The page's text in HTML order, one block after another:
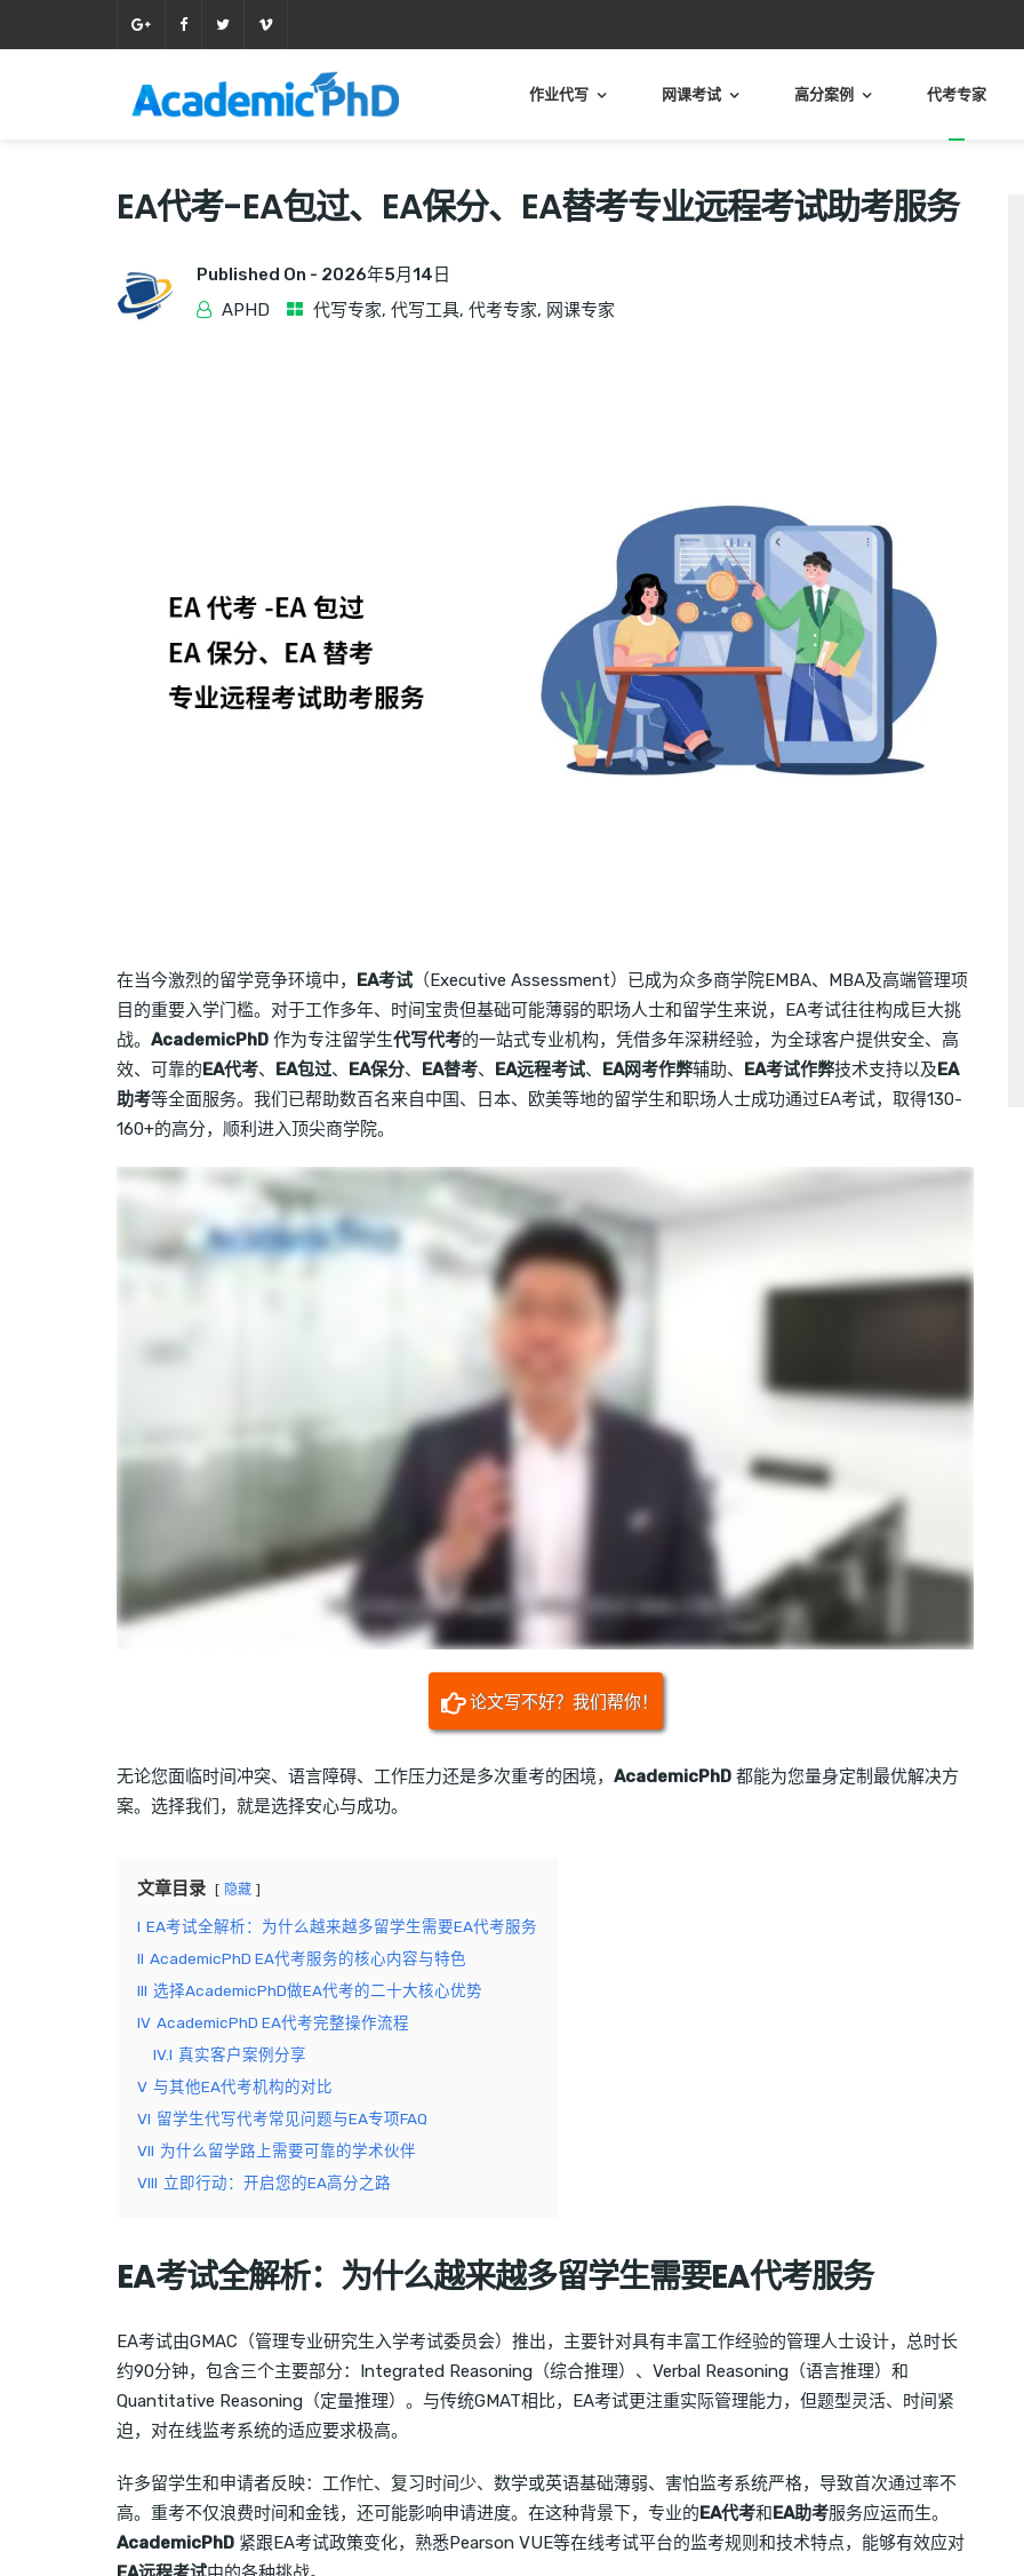
作业代写 网课考试 高分案例 代考专家
EA代考-EA包过、EA保分、EA替考专业远程考试助考服务
Published On - 2026年5月14日
APHD
代写专家, 代写工具, 代考专家, 网课专家
在当今激烈的留学竞争环境中， EA考试 （Executive Assessment）已成为众多商学院EMBA、MBA及高端管理项
目的重要入学门槛。对于工作多年、时间宝贵但基础可能薄弱的职场人士和留学生来说，EA考试往往构成巨大挑
战。 AcademicPhD 作为专注留学生代写代考的一站式专业机构，凭借多年深耕经验，为全球客户提供安全、高
效、可靠的EA代考、 EA包过、 EA保分、 EA替考、 EA远程考试、 EA网考作弊辅助、 EA考试作弊技术支持以及EA
助考等全面服务。我们已帮助数百名来自中国、日本、欧美等地的留学生和职场人士成功通过EA考试，取得130-
160+的高分，顺利进入顶尖商学院。
论文写不好？我们帮你！
无论您面临时间冲突、语言障碍、工作压力还是多次重考的困境， AcademicPhD 都能为您量身定制最优解决方
案。选择我们，就是选择安心与成功。
文章目录 隐藏
I EA考试全解析：为什么越来越多留学生需要EA代考服务
II AcademicPhD EA代考服务的核心内容与特色
III 选择AcademicPhD做EA代考的二十大核心优势
IV AcademicPhD EA代考完整操作流程
IV.I 真实客户案例分享
V 与其他EA代考机构的对比
VI 留学生代写代考常见问题与EA专项FAQ
VII 为什么留学路上需要可靠的学术伙伴
VIII 立即行动：开启您的EA高分之路
EA考试全解析：为什么越来越多留学生需要EA代考服务
EA考试由GMAC（管理专业研究生入学考试委员会）推出，主要针对具有丰富工作经验的管理人士设计，总时长
约90分钟，包含三个主要部分：Integrated Reasoning（综合推理）、Verbal Reasoning（语言推理）和
Quantitative Reasoning（定量推理）。与传统GMAT相比，EA考试更注重实际管理能力，但题型灵活、时间紧
迫，对在线监考系统的适应要求极高。
许多留学生和申请者反映：工作忙、复习时间少、数学或英语基础薄弱、害怕监考系统严格，导致首次通过率不
高。重考不仅浪费时间和金钱，还可能影响申请进度。在这种背景下，专业的EA代考和EA助考服务应运而生。
AcademicPhD 紧跟EA考试政策变化，熟悉Pearson VUE等在线考试平台的监考规则和技术特点，能够有效应对